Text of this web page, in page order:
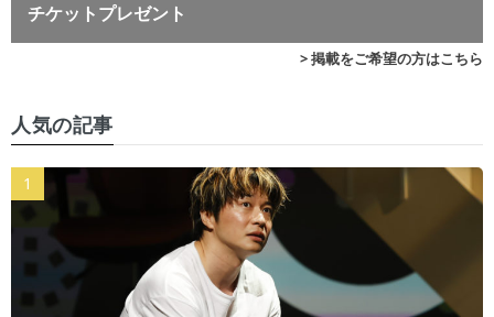
チケットプレゼント
> 掲載をご希望の方はこちら
人気の記事